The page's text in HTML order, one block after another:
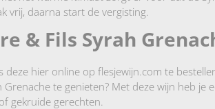
vrij, daarna start de vergisting.
& Fils Syrah
deze hier online op flesjewijn.com te
te genieten? Met deze wijn heb
gekruide gerechten.